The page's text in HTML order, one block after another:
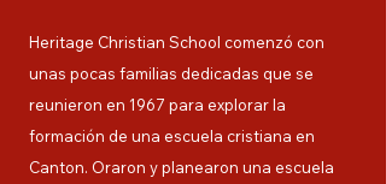
Heritage Christian School comenzó con
unas pocas familias dedicadas que se
reunieron en 1967 para explorar la
formación de una escuela cristiana en
Canton. Oraron y planearon una escuela